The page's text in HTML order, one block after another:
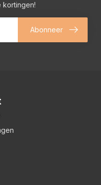
kortingen!
Abonneer